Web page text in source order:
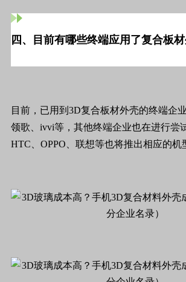
四、目前有哪些终端应用了复合板材
目前，已用到3D复合板材外壳的终端企
领歌、ivvi等，其他终端企业也在进行尝
HTC、OPPO、联想等也将推出相应的机